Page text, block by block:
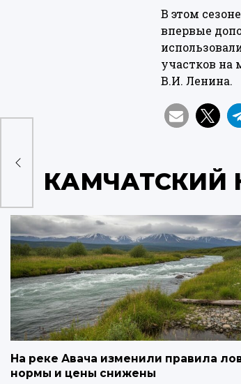
В этом
впервые
участков на
В.И. Ленина.
КАМЧАТСКИЙ
На реке Авача изменили правила
нормы и цены снижены